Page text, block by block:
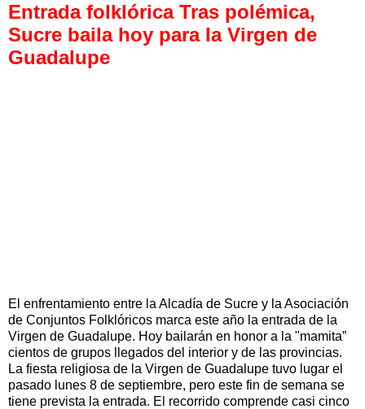
Entrada folklórica Tras polémica,
Sucre baila hoy para la Virgen de
Guadalupe
El enfrentamiento entre la Alcadía de Sucre y la Asociación
de Conjuntos Folklóricos marca este año la entrada de la
Virgen de Guadalupe. Hoy bailarán en honor a la "mamita”
cientos de grupos llegados del interior y de las provincias.
La fiesta religiosa de la Virgen de Guadalupe tuvo lugar el
pasado lunes 8 de septiembre, pero este fin de semana se
tiene prevista la entrada. El recorrido comprende casi cinco